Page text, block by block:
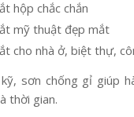
hộp chắc chắn
mỹ thuật đẹp mắt
cho nhà ở, biệt thự,
sơn chống gỉ giúp
thời gian.